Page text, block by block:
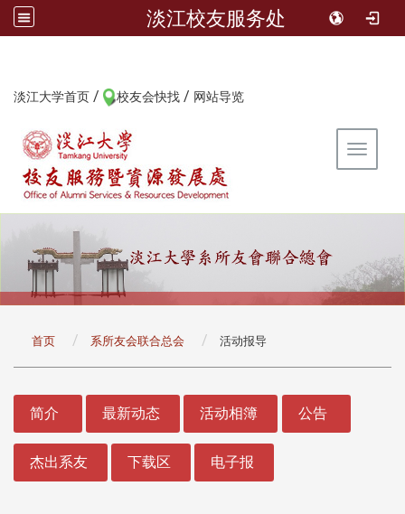
淡江校友服务处
淡江大学首页 / 校友会快找 / 网站导览
Toggle
首页 系所友会联合总会 活动报导
简介 最新动态 活动相簿 公告
杰出系友 下载区 电子报